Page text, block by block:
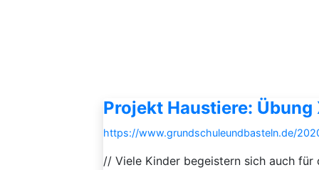
Projekt Haustiere: Übung
https://www.grundschuleundbasteln.de/
// Viele Kinder begeistern sich auch für